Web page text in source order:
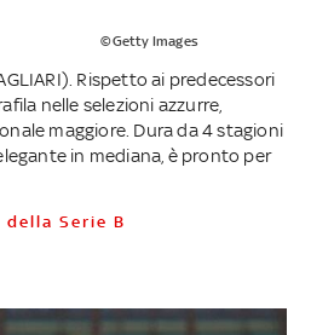
©Getty Images
Rispetto ai predecessori
nelle selezioni azzurre,
maggiore. Dura da 4 stagioni
in mediana, è pronto per
Serie B